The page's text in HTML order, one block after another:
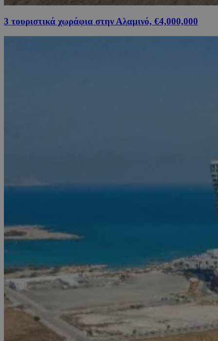
3 τουριστικά χωράφια στην Αλαμινό, €4,000,000